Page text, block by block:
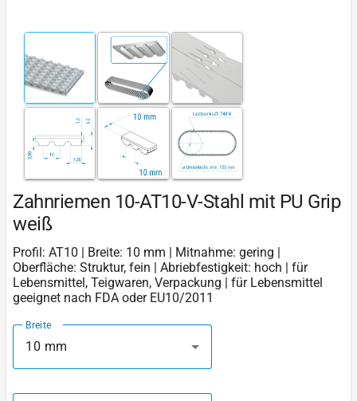
Zahnriemen 10-AT10-V-Stahl mit PU Grip
weiß
Profil: AT10 | Breite: 10 mm | Mitnahme: gering |
Oberfläche: Struktur, fein | Abriebfestigkeit: hoch | für
Lebensmittel, Teigwaren, Verpackung | für Lebensmittel
geeignet nach FDA oder EU10/2011
Breite
10 mm